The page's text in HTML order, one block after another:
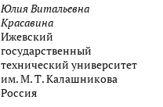
Юлия Витальевна
Красавина
Ижевский
государственный
технический университет
им. М. Т. Калашникова
Россия